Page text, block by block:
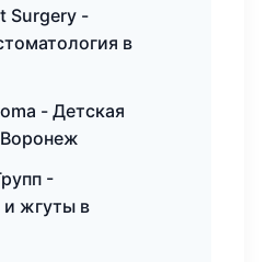
Surgery -
в
- Детская
-
жгуты в